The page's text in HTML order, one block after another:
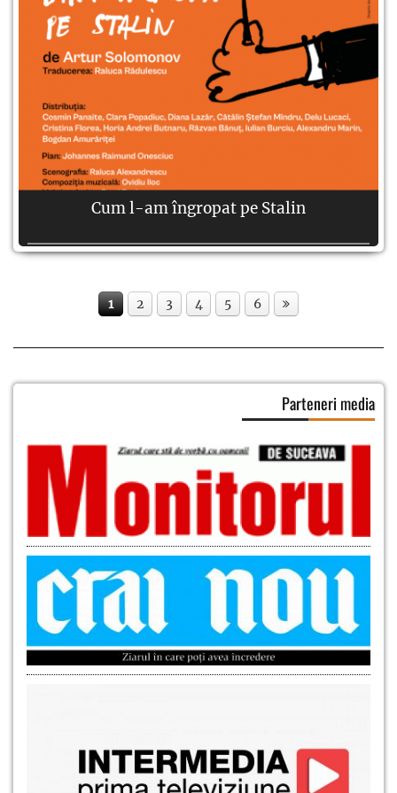
Cum l-am îngropat pe Stalin
Autor:Artur Solomonov
1 2 3 4 5 6
Parteneri media